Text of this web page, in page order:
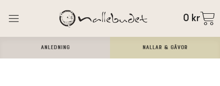
0 kr
ANLEDNING Nallar & Gåvor